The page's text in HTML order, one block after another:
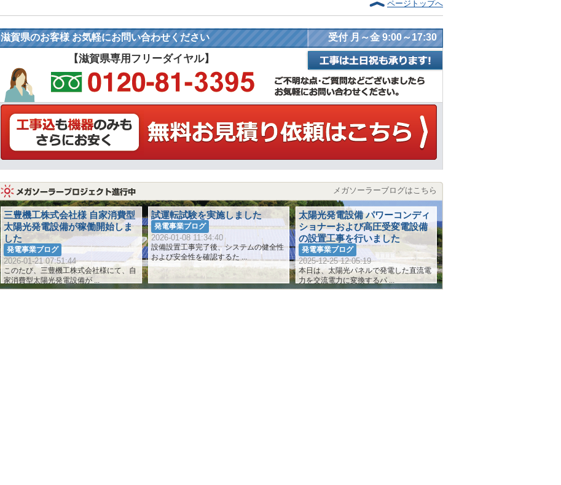
ページトップへ
滋賀県のお客様 お気軽にお問い合わせください 受付 月～金 9:00～17:30
【滋賀県専用フリーダイヤル】
メガソーラーブログはこちら
三豊機工株式会社様 自家消費型
太陽光発電設備が稼働開始しま
した
発電事業ブログ
2026-01-21 07:51:44
このたび、三豊機工株式会社様にて、自
家消費型太陽光発電設備が ...
試運転試験を実施しました
発電事業ブログ
2026-01-08 11:34:40
設備設置工事完了後、システムの健全性
および安全性を確認するた ...
太陽光発電設備 パワーコンディ
ショナーおよび高圧受変電設備
の設置工事を行いました
発電事業ブログ
2025-12-25 12:05:19
本日は、太陽光パネルで発電した直流電
力を交流電力に変換するパ ...